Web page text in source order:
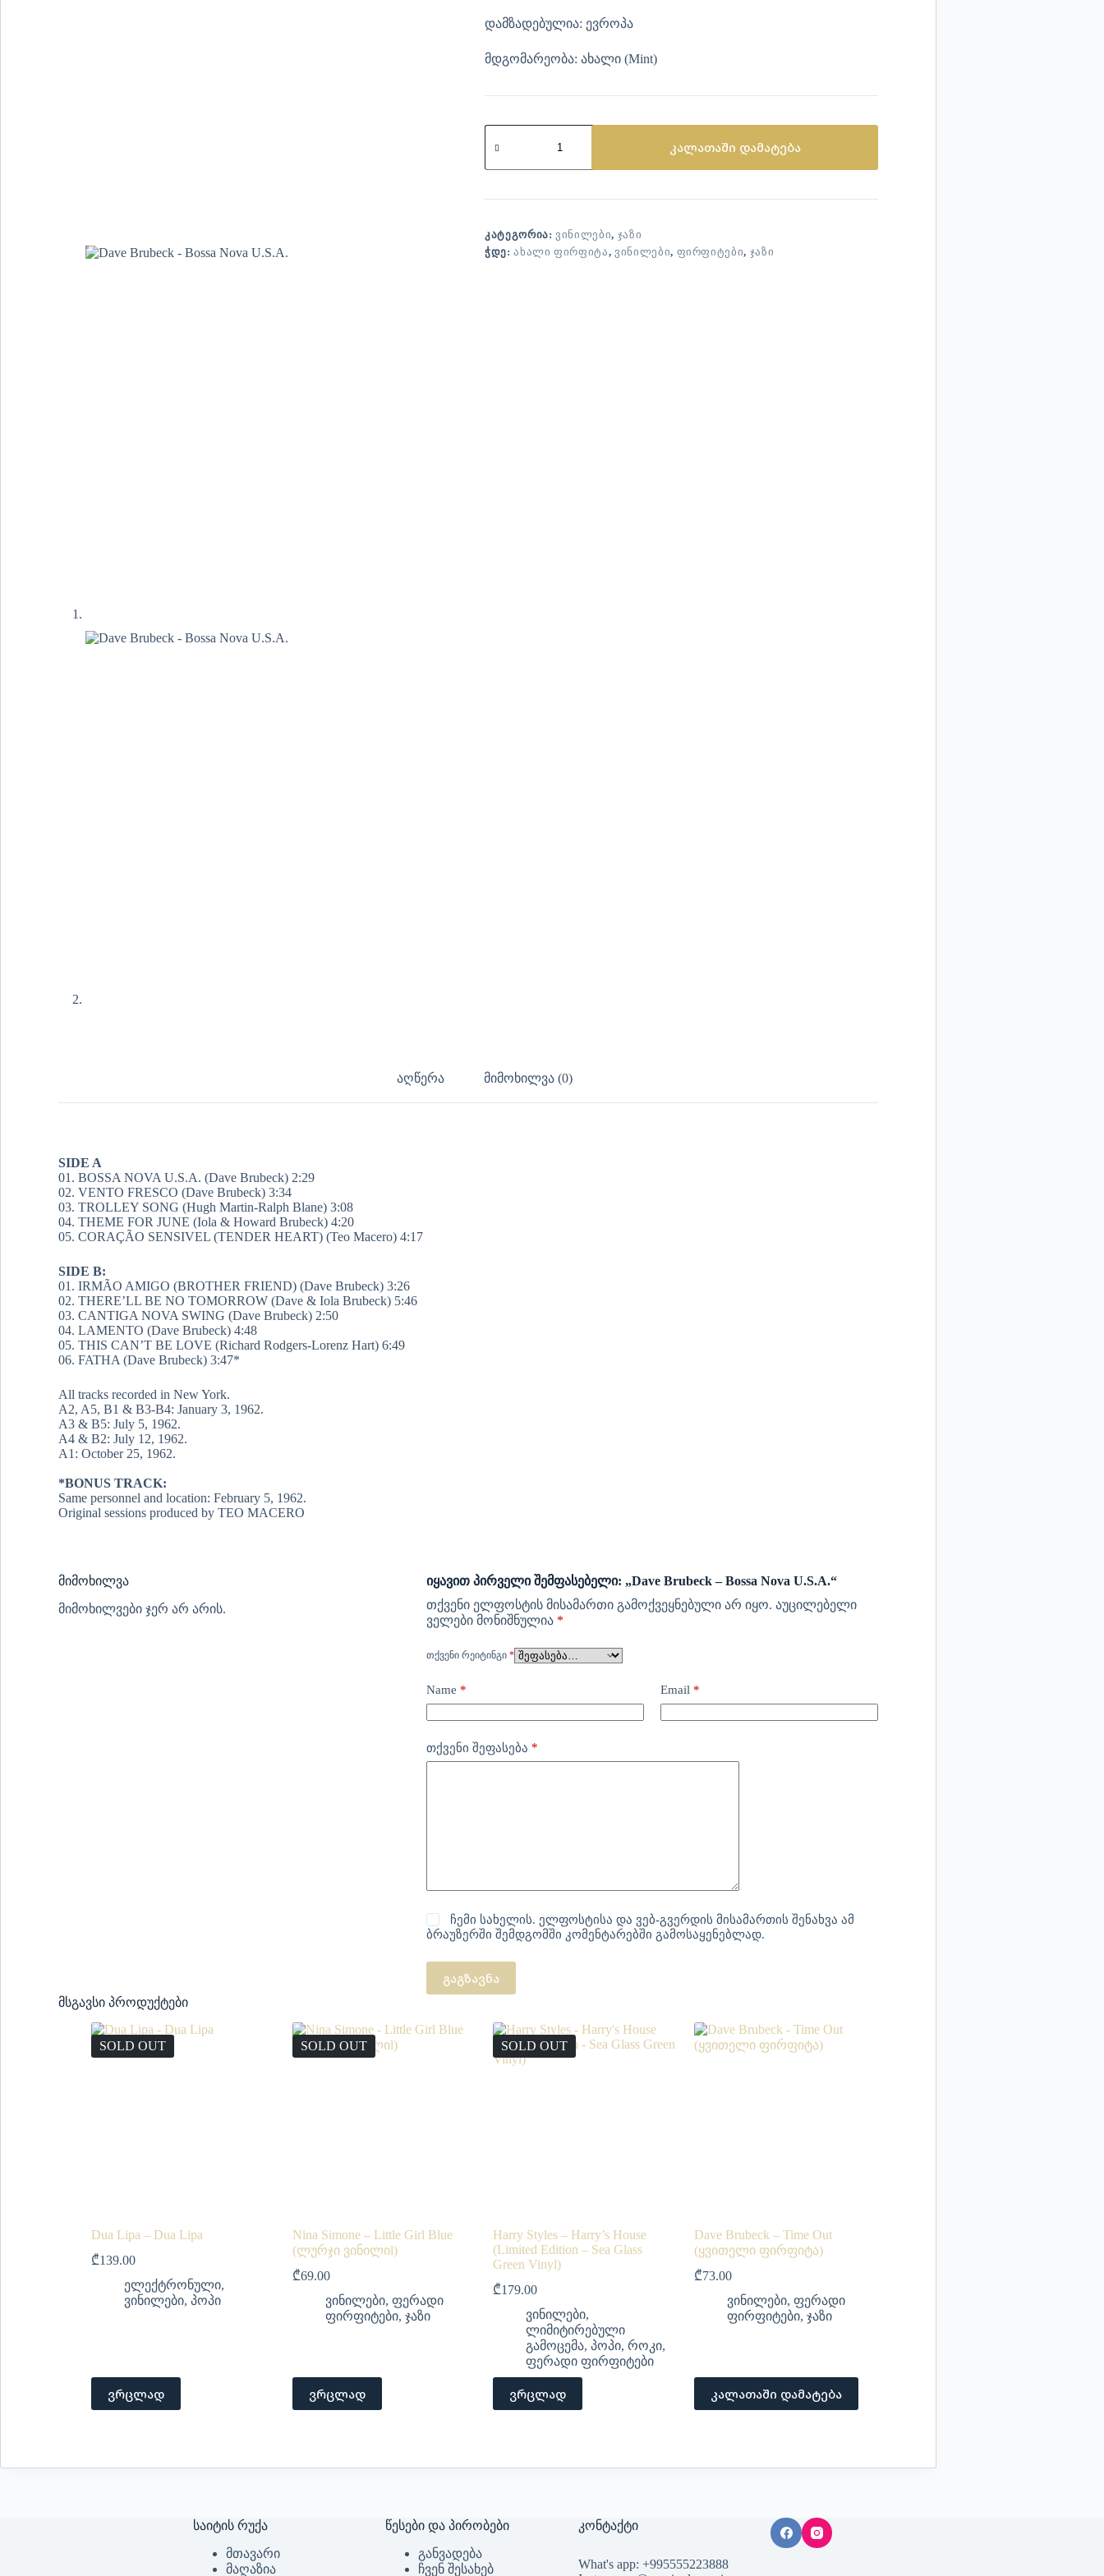
დამზადებულია: ევროპა
მდგომარეობა: ახალი (Mint)
კალათაში დამატება
ᲙᲐᲢᲔᲒᲝᲠᲘᲐ: ᲕᲘᲜᲘᲚᲔᲑᲘ, ᲯᲐᲖᲘ
ᲭᲓᲔ:ᲐᲮᲐᲚᲘ ᲤᲘᲠᲤᲘᲢᲐ, ᲕᲘᲜᲘᲚᲔᲑᲘ, ᲤᲘᲠᲤᲘᲢᲔᲑᲘ, ᲯᲐᲖᲘ
აღწერა მიმოხილვა (0)
SIDE A
01. BOSSA NOVA U.S.A. (Dave Brubeck) 2:29
02. VENTO FRESCO (Dave Brubeck) 3:34
03. TROLLEY SONG (Hugh Martin-Ralph Blane) 3:08
04. THEME FOR JUNE (Iola & Howard Brubeck) 4:20
05. CORAÇÃO SENSIVEL (TENDER HEART) (Teo Macero) 4:17
SIDE B:
01. IRMÃO AMIGO (BROTHER FRIEND) (Dave Brubeck) 3:26
02. THERE’LL BE NO TOMORROW (Dave & Iola Brubeck) 5:46
03. CANTIGA NOVA SWING (Dave Brubeck) 2:50
04. LAMENTO (Dave Brubeck) 4:48
05. THIS CAN’T BE LOVE (Richard Rodgers-Lorenz Hart) 6:49
06. FATHA (Dave Brubeck) 3:47*
All tracks recorded in New York.
A2, A5, B1 & B3-B4: January 3, 1962.
A3 & B5: July 5, 1962.
A4 & B2: July 12, 1962.
A1: October 25, 1962.
*BONUS TRACK:
Same personnel and location: February 5, 1962.
Original sessions produced by TEO MACERO
მიმოხილვა
მიმოხილვები ჯერ არ არის.
იყავით პირველი შემფასებელი: „Dave Brubeck – Bossa Nova U.S.A.“
თქვენი ელფოსტის მისამართი გამოქვეყნებული არ იყო. აუცილებელი
ველები მონიშნულია *
ᲗᲥᲕᲔᲜᲘ ᲠᲔᲘᲢᲘᲜᲒᲘ *
Name * Email *
თქვენი შეფასება *
ჩემი სახელის. ელფოსტისა და ვებ-გვერდის მისამართის შენახვა ამ
ბრაუზერში შემდგომში კომენტარებში გამოსაყენებლად.
გაგზავნა
მსგავსი პროდუქტები
SOLD OUT
Dua Lipa – Dua Lipa
₾139.00
ელექტრონული,
ვინილები, პოპი
ვრცლად
SOLD OUT
Nina Simone – Little Girl Blue
(ლურჯი ვინილიl)
₾69.00
ვინილები, ფერადი
ფირფიტები, ჯაზი
ვრცლად
SOLD OUT
Harry Styles – Harry’s House
(Limited Edition – Sea Glass
Green Vinyl)
₾179.00
ვინილები,
ლიმიტირებული
გამოცემა, პოპი, როკი,
ფერადი ფირფიტები
ვრცლად
Dave Brubeck – Time Out
(ყვითელი ფირფიტა)
₾73.00
ვინილები, ფერადი
ფირფიტები, ჯაზი
კალათაში დამატება
საიტის რუქა
მთავარი
მაღაზია
წესები და პირობები
განვადება
ჩვენ შესახებ
კონტაქტი
What's app: +995555223888